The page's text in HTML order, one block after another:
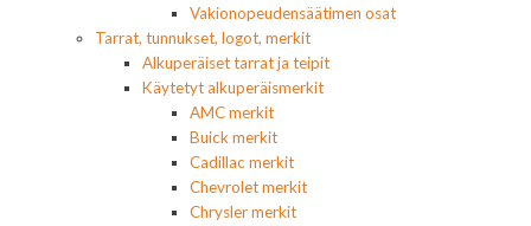
Vakionopeudensäätimen osat
Tarrat, tunnukset, logot, merkit
Alkuperäiset tarrat ja teipit
Käytetyt alkuperäismerkit
AMC merkit
Buick merkit
Cadillac merkit
Chevrolet merkit
Chrysler merkit